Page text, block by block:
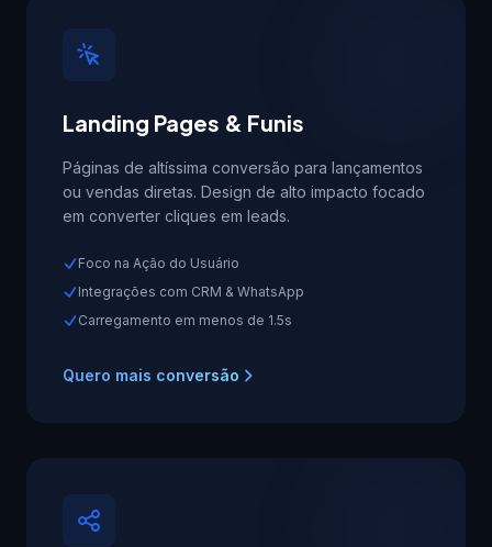
Landing Pages & Funis
Páginas de altíssima conversão para lançamentos
ou vendas diretas. Design de alto impacto focado
em converter cliques em leads.
Foco na Ação do Usuário
Integrações com CRM & WhatsApp
Carregamento em menos de 1.5s
Quero mais conversão